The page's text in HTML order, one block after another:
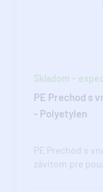
Skladom -
PE Prechod s
- Polyetylen
PE Prechod s
závitom pre